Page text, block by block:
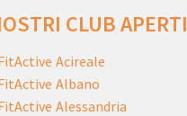
CLUB APERTI
Acireale
Albano
Alessandria